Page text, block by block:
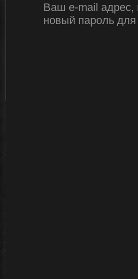
Ваш e-mail адрес,
новый пароль